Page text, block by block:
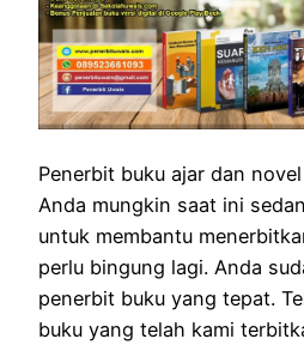
Penerbit buku ajar dan
Anda mungkin saat ini
untuk membantu
perlu bingung lagi. Anda
penerbit buku yang tepat.
buku yang telah kami